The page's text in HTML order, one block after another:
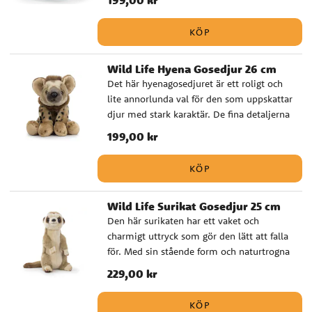
mjukis och verklighetstrogen djurfigur. Det
något gulligt men samtidigt
genomarbetat, till exempel till dop,
babyshower eller barnets första gosedjur.
✔️ Naturtroget gosedjur med hög kvalitet
✔️ Godkänd för spädbarn från 0 månader
✔️ Storlek: 25 cm
KÖP
Wild Life Hyena Gosedjur 26 cm
Det här hyenagosedjuret är ett roligt och
lite annorlunda val för den som uppskattar
djur med stark karaktär. De fina detaljerna
och det realistiska uttrycket gör att
gosedjuret känns extra välgjort. En mjuk
fascineras av djurvärlden, men också ett
fint val till babyshower eller dop för den
som vill ge bort något mer unikt. ✔️
Naturtroget gosedjur med hög kvalitet ✔️
Godkänd för spädbarn från 0 månader ✔️
Storlek: 26 cm
Pris:199,00 kr
199,00 kr
KÖP
Wild Life Surikat Gosedjur 25 cm
Den här surikaten har ett vaket och
charmigt uttryck som gör den lätt att falla
för. Med sin stående form och naturtrogna
design blir den ett gosedjur som sticker ut
lite extra bland andra mjukisdjur. Tack
vare den fina kvaliteten passar den lika bra
Pris :229,00 kr
229,00 kr
KÖP